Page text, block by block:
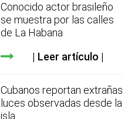
Conocido actor brasileño
se muestra por las calles
de La Habana
Leer artículo
Cubanos reportan extrañas
luces observadas desde la
isla